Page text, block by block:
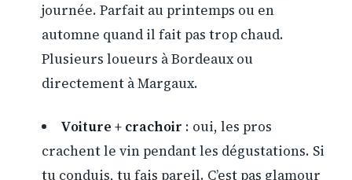
journée. Parfait au printemps ou en
automne quand il fait pas trop chaud.
Plusieurs loueurs à Bordeaux ou
directement à Margaux.
Voiture + crachoir : oui, les pros
crachent le vin pendant les dégustations. Si
tu conduis, tu fais pareil. C’est pas glamour